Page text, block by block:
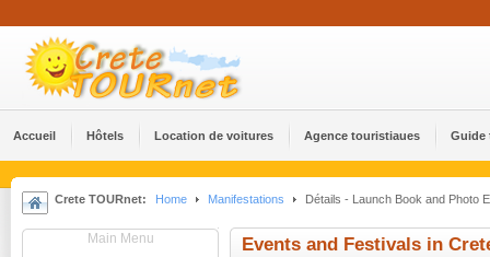
Accueil Hôtels Location de voitures Agence touristiaues Guide
Crete TOURnet: Home Manifestations Détails - Launch Book and Photo
Main Menu Events and Festivals in